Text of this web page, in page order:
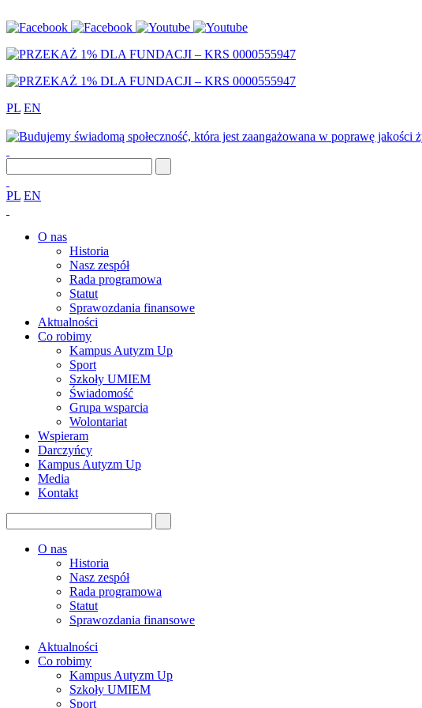
PL EN
PL EN
O nas
Historia
Nasz zespół
Rada programowa
Statut
Sprawozdania finansowe
Aktualności
Co robimy
Kampus Autyzm Up
Sport
Szkoły UMIEM
Świadomość
Grupa wsparcia
Wolontariat
Wspieram
Darczyńcy
Kampus Autyzm Up
Media
Kontakt
O nas
Historia
Nasz zespół
Rada programowa
Statut
Sprawozdania finansowe
Aktualności
Co robimy
Kampus Autyzm Up
Szkoły UMIEM
Sport